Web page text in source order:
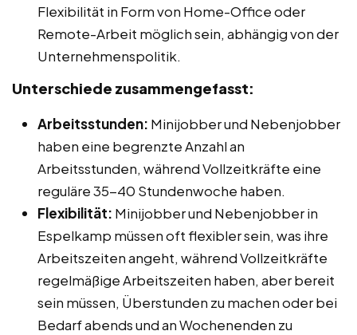
Flexibilität in Form von Home-Office oder
Remote-Arbeit möglich sein, abhängig von der
Unternehmenspolitik.
Unterschiede zusammengefasst:
Arbeitsstunden: Minijobber und Nebenjobber
haben eine begrenzte Anzahl an
Arbeitsstunden, während Vollzeitkräfte eine
reguläre 35-40 Stundenwoche haben.
Flexibilität: Minijobber und Nebenjobber in
Espelkamp müssen oft flexibler sein, was ihre
Arbeitszeiten angeht, während Vollzeitkräfte
regelmäßige Arbeitszeiten haben, aber bereit
sein müssen, Überstunden zu machen oder bei
Bedarf abends und an Wochenenden zu